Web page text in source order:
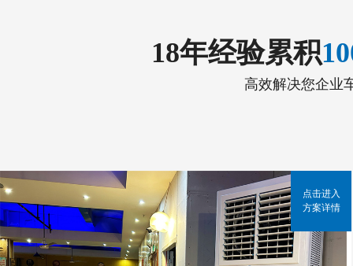
18年经验累积
高效解决您企业
点击进入
方案详情